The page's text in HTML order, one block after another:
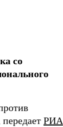
со
РИА